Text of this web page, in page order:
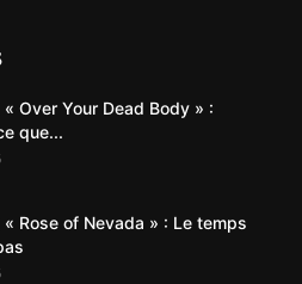
Over Your Dead Body » :
que...
Rose of Nevada » : Le temps